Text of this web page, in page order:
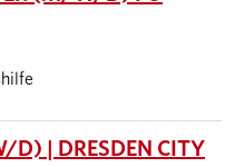
D) | DRESDEN CITY